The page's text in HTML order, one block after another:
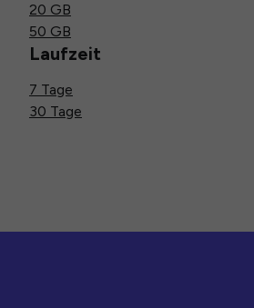
20 GB
50 GB
Laufzeit
7 Tage
30 Tage